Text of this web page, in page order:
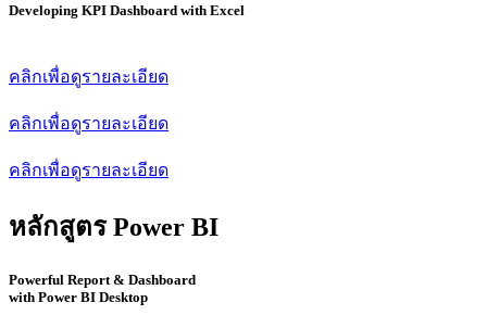
Developing KPI Dashboard with Excel
คลิกเพื่อดูรายละเอียด
คลิกเพื่อดูรายละเอียด
คลิกเพื่อดูรายละเอียด
หลักสูตร Power BI
Powerful Report & Dashboard
with Power BI Desktop